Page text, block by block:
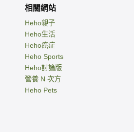
相關網站
Heho親子
Heho生活
Heho癌症
Heho Sports
Heho討論版
營養 N 次方
Heho Pets